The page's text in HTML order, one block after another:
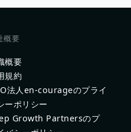
概要
概要
規約
法人en-courageのプライ
ーポリシー
Growth Partnersのプ